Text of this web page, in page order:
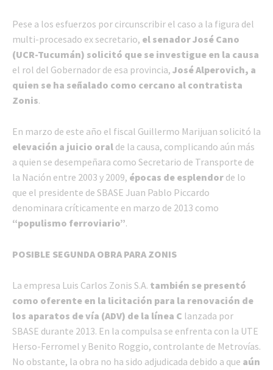
Pese a los esfuerzos por circunscribir el caso a la figura del
multi-procesado ex secretario, el senador José Cano
(UCR-Tucumán) solicitó que se investigue en la causa
el rol del Gobernador de esa provincia, José Alperovich, a
quien se ha señalado como cercano al contratista
Zonis.
En marzo de este año el fiscal Guillermo Marijuan solicitó la
elevación a juicio oral de la causa, complicando aún más
a quien se desempeñara como Secretario de Transporte de
la Nación entre 2003 y 2009, épocas de esplendor de lo
que el presidente de SBASE Juan Pablo Piccardo
denominara críticamente en marzo de 2013 como
“populismo ferroviario”.
POSIBLE SEGUNDA OBRA PARA ZONIS
La empresa Luis Carlos Zonis S.A. también se presentó
como oferente en la licitación para la renovación de
los aparatos de vía (ADV) de la línea C lanzada por
SBASE durante 2013. En la compulsa se enfrenta con la UTE
Herso-Ferromel y Benito Roggio, controlante de Metrovías.
No obstante, la obra no ha sido adjudicada debido a que aún